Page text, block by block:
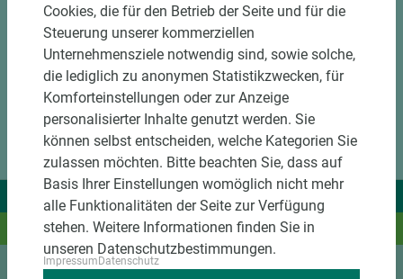
Wir liefern Ideen.
Und das passende Holz dazu.
Cookies, die für den Betrieb der Seite und für die
Steuerung unserer kommerziellen
Unternehmensziele notwendig sind, sowie solche,
die lediglich zu anonymen Statistikzwecken, für
Komforteinstellungen oder zur Anzeige
personalisierter Inhalte genutzt werden. Sie
können selbst entscheiden, welche Kategorien Sie
zulassen möchten. Bitte beachten Sie, dass auf
Basis Ihrer Einstellungen womöglich nicht mehr
alle Funktionalitäten der Seite zur Verfügung
stehen. Weitere Informationen finden Sie in
unseren Datenschutzbestimmungen.
ImpressumDatenschutz